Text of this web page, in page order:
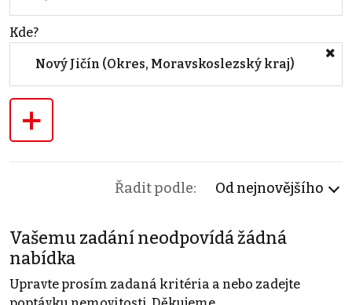
Kde?
Nový Jičín (Okres, Moravskoslezský kraj)
+
Řadit podle: Od nejnovějšího
Vašemu zadání neodpovídá žádná
nabídka
Upravte prosím zadaná kritéria a nebo zadejte